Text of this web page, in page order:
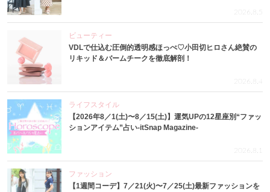
2026.8.5
ビューティー
VDLで仕込む圧倒的透明感ほっぺ♡小田切ヒロさん絶賛の
リキッド＆バームチークを徹底解剖！
2026.8.4
ライフスタイル
【2026年8／1(土)〜8／15(土)】運気UPの12星座別“ファッ
ションアイテム”占い-itSnap Magazine-
2026.8.1
ファッション
【1週間コーデ】7／21(火)〜7／25(土)最新ファッションを